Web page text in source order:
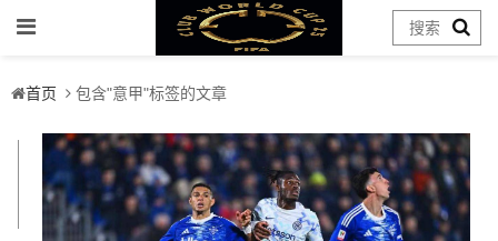
首页 包含"意甲"标签的文章